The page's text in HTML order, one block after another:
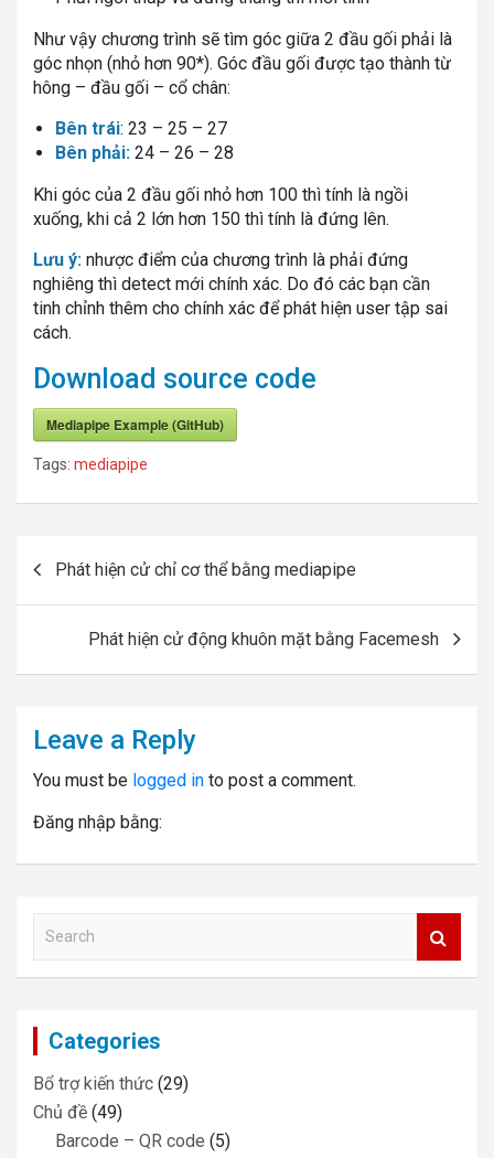
Như vậy chương trình sẽ tìm góc giữa 2 đầu gối phải là
góc nhọn (nhỏ hơn 90*). Góc đầu gối được tạo thành từ
hông – đầu gối – cổ chân:
Bên trái: 23 – 25 – 27
Bên phải: 24 – 26 – 28
Khi góc của 2 đầu gối nhỏ hơn 100 thì tính là ngồi
xuống, khi cả 2 lớn hơn 150 thì tính là đứng lên.
Lưu ý: nhược điểm của chương trình là phải đứng
nghiêng thì detect mới chính xác. Do đó các bạn cần
tinh chỉnh thêm cho chính xác để phát hiện user tập sai
cách.
Download source code
Mediapipe Example (GitHub)
Tags: mediapipe
navigation
Phát hiện cử chỉ cơ thể bằng mediapipe
Phát hiện cử động khuôn mặt bằng Facemesh
Leave a Reply
You must be logged in to post a comment.
Đăng nhập bằng:
a
c
Categories
Bổ trợ kiến thức (29)
Chủ đề (49)
Barcode – QR code (5)